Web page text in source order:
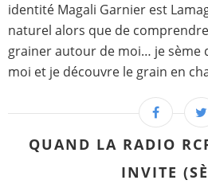
identité Magali Garnier est
naturel alors que de
grainer autour de moi… je sème
moi et je découvre le grain en
QUAND LA RADIO
INVITE